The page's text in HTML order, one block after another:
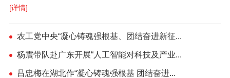
[详情]
农工党中央“凝心铸魂强根基、团结奋进新征...
杨震带队赴广东开展“人工智能对科技及产业...
吕忠梅在湖北作“凝心铸魂强根基 团结奋进...